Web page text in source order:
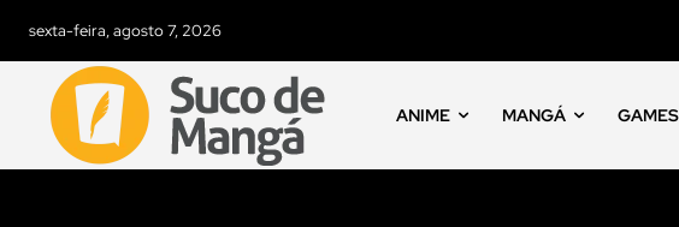
sexta-feira, agosto 7, 2026
ANIME MANGÁ GAMES